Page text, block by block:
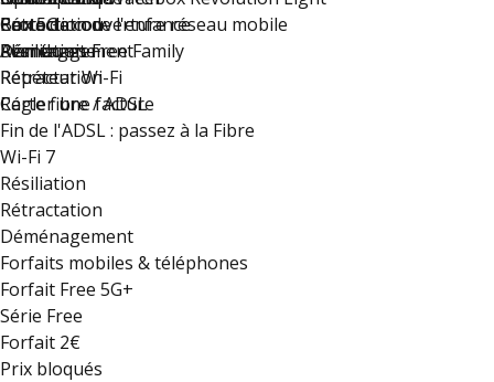
Rétractation
Déménagement
Carte de couverture réseau mobile
Résiliation
Rétractation
Régler une facture
Protection de l'enfance
Plan du site
Box 5G
Avantages Free Family
Répéteur Wi-Fi
Carte fibre / ADSL
Fin de l'ADSL : passez à la Fibre
Wi-Fi 7
Résiliation
Rétractation
Déménagement
Forfaits mobiles & téléphones
Forfait Free 5G+
Série Free
Forfait 2€
Prix bloqués